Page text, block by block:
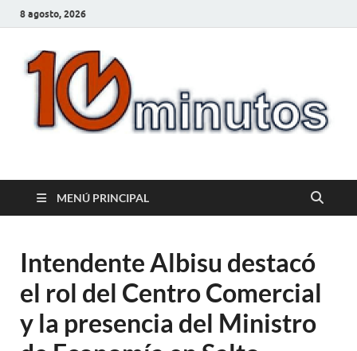
8 agosto, 2026
10minutos.com.uy
MENÚ PRINCIPAL
Intendente Albisu destacó
el rol del Centro Comercial
y la presencia del Ministro